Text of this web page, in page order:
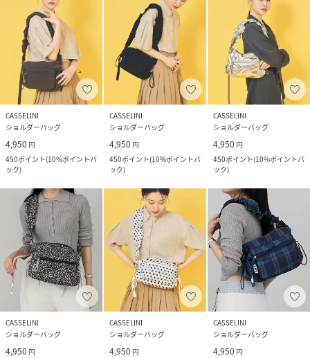
CASSELINI
ショルダーバッグ
4,950 円
450ポイント(10%ポイントバ
ック)
CASSELINI
ショルダーバッグ
4,950 円
450ポイント(10%ポイントバ
ック)
CASSELINI
ショルダーバッグ
4,950 円
450ポイント(10%ポイントバ
ック)
CASSELINI
ショルダーバッグ
4,950 円
CASSELINI
ショルダーバッグ
4,950 円
CASSELINI
ショルダーバッグ
4,950 円